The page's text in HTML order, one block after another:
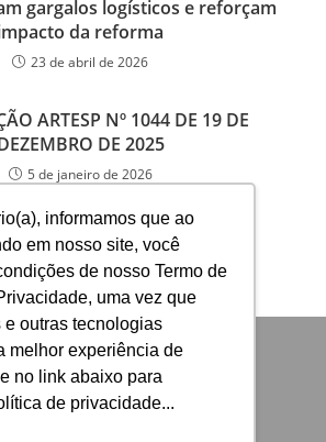
informamos que ao
em nosso site, você
de nosso Termo de
uma vez que
outras tecnologias
melhor experiência de
no link abaixo para
de privacidade...
gargalos logísticos e reforçam
da reforma
23 de abril de 2026
ARTESP Nº 1044 DE 19 DE
DE 2025
5 de janeiro de 2026